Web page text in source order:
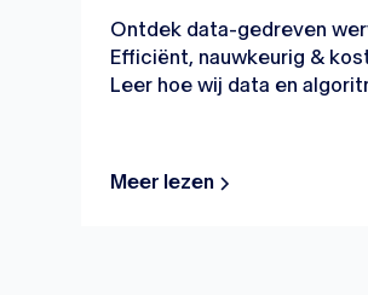
Ontdek data-gedreven
Efficiënt, nauwkeurig &
Leer hoe wij data en
Meer lezen